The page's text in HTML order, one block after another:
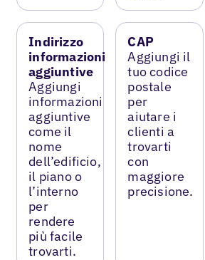
Indirizzo
informazioni
aggiuntive
Aggiungi
informazioni
aggiuntive
come il
nome
dell’edificio,
il piano o
l’interno
per
rendere
più facile
trovarti.
CAP
Aggiungi il
tuo codice
postale
per
aiutare i
clienti a
trovarti
con
maggiore
precisione.